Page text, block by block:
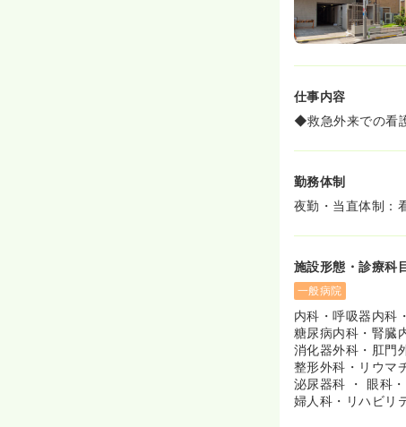
◆中途採用の方
護師さんがやり
階以上の部屋を
仕事内容
◆救急外来での看
勤務体制
夜勤・当直体制：
施設形態・診療科
一般病院
内科・呼吸器内科
糖尿病内科・腎臓
消化器外科・肛門
整形外科・リウマ
泌尿器科 ・ 眼科
婦人科・リハビリ